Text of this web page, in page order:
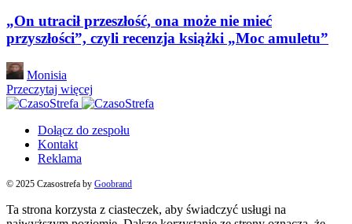
„On utracił przeszłość, ona może nie mieć
przyszłości”, czyli recenzja książki „Moc amuletu”
Posted
by
Monisia
Przeczytaj więcej
Dołącz do zespołu
Kontakt
Reklama
© 2025 Czasostrefa by Goobrand
Ta strona korzysta z ciasteczek, aby świadczyć usługi na